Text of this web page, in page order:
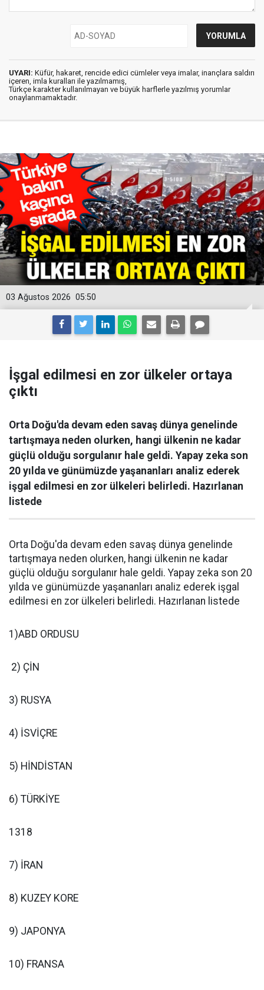
UYARI: Küfür, hakaret, rencide edici cümleler veya imalar, inançlara saldırı
içeren, imla kuralları ile yazılmamış,
Türkçe karakter kullanılmayan ve büyük harflerle yazılmış yorumlar
onaylanmamaktadır.
05:50
03 Ağustos 2026
İşgal edilmesi en zor ülkeler ortaya
çıktı
Orta Doğu'da devam eden savaş dünya genelinde
tartışmaya neden olurken, hangi ülkenin ne kadar
güçlü olduğu sorgulanır hale geldi. Yapay zeka son
20 yılda ve günümüzde yaşananları analiz ederek
işgal edilmesi en zor ülkeleri belirledi. Hazırlanan
listede
Orta Doğu'da devam eden savaş dünya genelinde
tartışmaya neden olurken, hangi ülkenin ne kadar
güçlü olduğu sorgulanır hale geldi. Yapay zeka son 20
yılda ve günümüzde yaşananları analiz ederek işgal
edilmesi en zor ülkeleri belirledi. Hazırlanan listede
1)ABD ORDUSU
2) ÇİN
3) RUSYA
4) İSVİÇRE
5) HİNDİSTAN
6) TÜRKİYE
1318
7) İRAN
8) KUZEY KORE
9) JAPONYA
10) FRANSA